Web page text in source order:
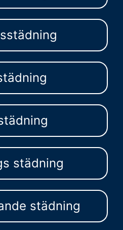
städning
städning